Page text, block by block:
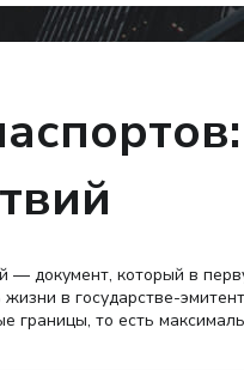
— документ, который в
в государстве-
границы, то есть